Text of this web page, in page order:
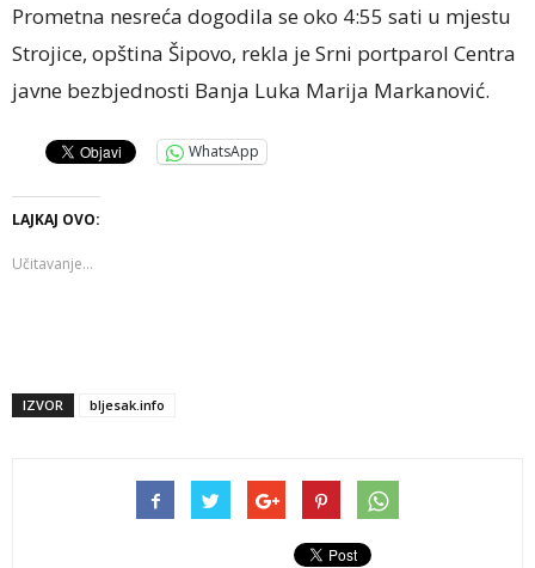
Prometna nesreća dogodila se oko 4:55 sati u mjestu
Strojice, opština Šipovo, rekla je Srni portparol Centra
javne bezbjednosti Banja Luka Marija Markanović.
WhatsApp
LAJKAJ OVO:
Učitavanje...
IZVOR bljesak.info